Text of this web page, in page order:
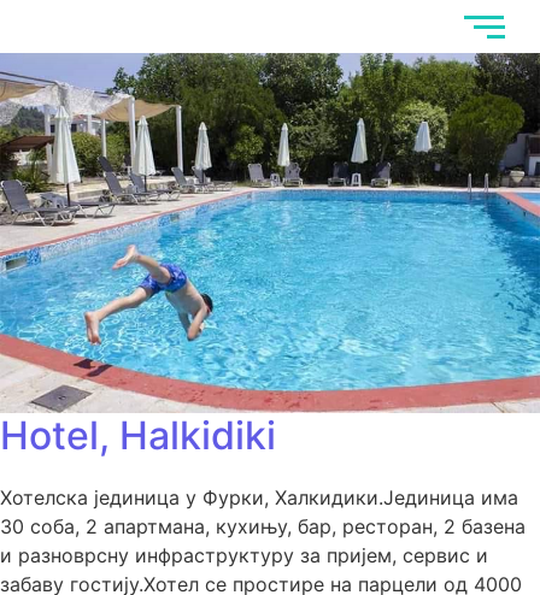
Hotel, Halkidiki
Хотелска јединица у Фурки, Халкидики.Јединица има
30 соба, 2 апартмана, кухињу, бар, ресторан, 2 базена
и разноврсну инфраструктуру за пријем, сервис и
забаву гостију.Хотел се простире на парцели од 4000